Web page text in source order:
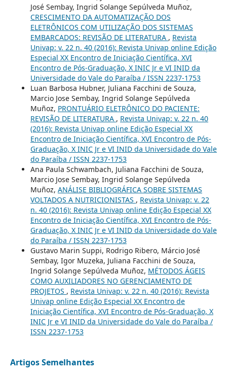
José Sembay, Ingrid Solange Sepúlveda Muñoz,
CRESCIMENTO DA AUTOMATIZAÇÃO DOS
ELETRÔNICOS COM UTILIZAÇÃO DOS SISTEMAS
EMBARCADOS: REVISÃO DE LITERATURA , Revista
Univap: v. 22 n. 40 (2016): Revista Univap online Edição
Especial XX Encontro de Iniciação Científica, XVI
Encontro de Pós-Graduação, X INIC Jr e VI INID da
Universidade do Vale do Paraíba / ISSN 2237-1753
Luan Barbosa Hubner, Juliana Facchini de Souza,
Marcio Jose Sembay, Ingrid Solange Sepúlveda
Muñoz, PRONTUÁRIO ELETRÔNICO DO PACIENTE:
REVISÃO DE LITERATURA , Revista Univap: v. 22 n. 40
(2016): Revista Univap online Edição Especial XX
Encontro de Iniciação Científica, XVI Encontro de Pós-
Graduação, X INIC Jr e VI INID da Universidade do Vale
do Paraíba / ISSN 2237-1753
Ana Paula Schwambach, Juliana Facchini de Souza,
Marcio Jose Sembay, Ingrid Solange Sepúlveda
Muñoz, ANÁLISE BIBLIOGRÁFICA SOBRE SISTEMAS
VOLTADOS A NUTRICIONISTAS , Revista Univap: v. 22
n. 40 (2016): Revista Univap online Edição Especial XX
Encontro de Iniciação Científica, XVI Encontro de Pós-
Graduação, X INIC Jr e VI INID da Universidade do Vale
do Paraíba / ISSN 2237-1753
Gustavo Marin Suppi, Rodrigo Ribero, Márcio José
Sembay, Igor Muzeka, Juliana Facchini de Souza,
Ingrid Solange Sepúlveda Muñoz, MÉTODOS ÁGEIS
COMO AUXILIADORES NO GERENCIAMENTO DE
PROJETOS , Revista Univap: v. 22 n. 40 (2016): Revista
Univap online Edição Especial XX Encontro de
Iniciação Científica, XVI Encontro de Pós-Graduação, X
INIC Jr e VI INID da Universidade do Vale do Paraíba /
ISSN 2237-1753
Artigos Semelhantes